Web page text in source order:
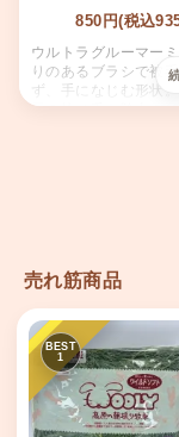
850円(税込
ウルトラグルーマー
りのあるブラシで被
ず、手になじむ形状
元の抜け毛も除去。
売れ筋商品